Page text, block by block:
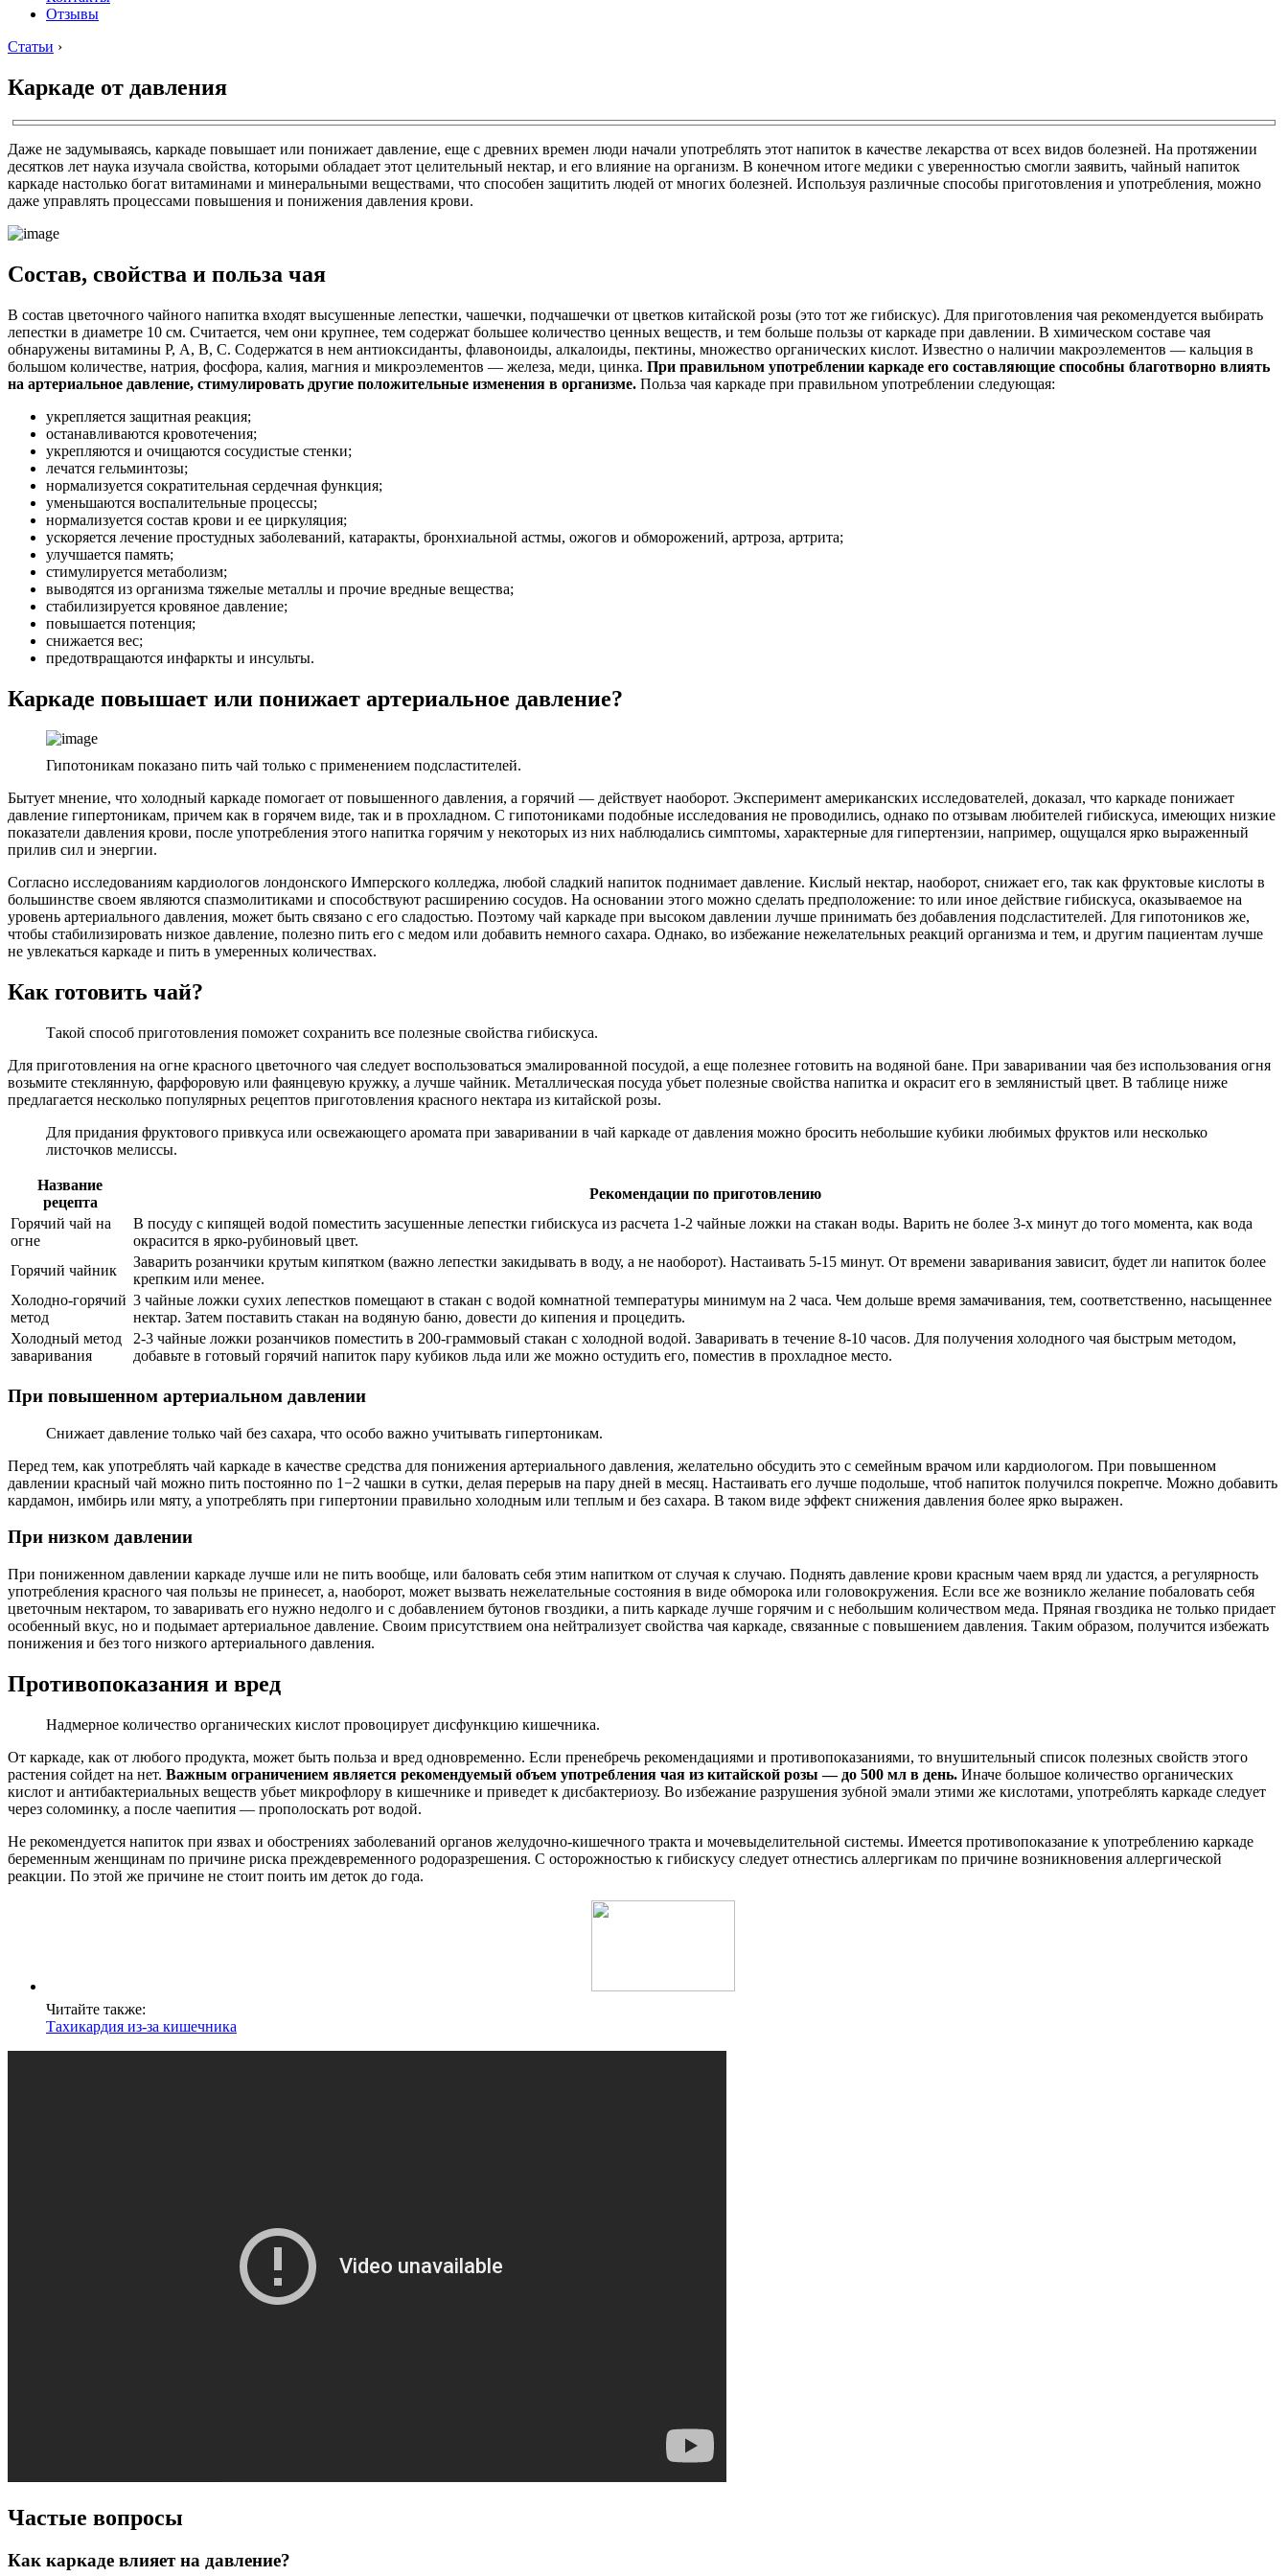
Отзывы
Статьи ›
Каркаде от давления
Даже не задумываясь, каркаде повышает или понижает давление, еще с древних времен люди начали употреблять этот напиток в качестве лекарства от всех видов болезней. На протяжении
десятков лет наука изучала свойства, которыми обладает этот целительный нектар, и его влияние на организм. В конечном итоге медики с уверенностью смогли заявить, чайный напиток
каркаде настолько богат витаминами и минеральными веществами, что способен защитить людей от многих болезней. Используя различные способы приготовления и употребления, можно
даже управлять процессами повышения и понижения давления крови.
Состав, свойства и польза чая
В состав цветочного чайного напитка входят высушенные лепестки, чашечки, подчашечки от цветков китайской розы (это тот же гибискус). Для приготовления чая рекомендуется выбирать
лепестки в диаметре 10 см. Считается, чем они крупнее, тем содержат большее количество ценных веществ, и тем больше пользы от каркаде при давлении. В химическом составе чая
обнаружены витамины Р, А, В, С. Содержатся в нем антиоксиданты, флавоноиды, алкалоиды, пектины, множество органических кислот. Известно о наличии макроэлементов — кальция в
большом количестве, натрия, фосфора, калия, магния и микроэлементов — железа, меди, цинка. При правильном употреблении каркаде его составляющие способны благотворно влиять
на артериальное давление, стимулировать другие положительные изменения в организме. Польза чая каркаде при правильном употреблении следующая:
укрепляется защитная реакция;
останавливаются кровотечения;
укрепляются и очищаются сосудистые стенки;
лечатся гельминтозы;
нормализуется сократительная сердечная функция;
уменьшаются воспалительные процессы;
нормализуется состав крови и ее циркуляция;
ускоряется лечение простудных заболеваний, катаракты, бронхиальной астмы, ожогов и обморожений, артроза, артрита;
улучшается память;
стимулируется метаболизм;
выводятся из организма тяжелые металлы и прочие вредные вещества;
стабилизируется кровяное давление;
повышается потенция;
снижается вес;
предотвращаются инфаркты и инсульты.
Каркаде повышает или понижает артериальное давление?
Гипотоникам показано пить чай только с применением подсластителей.
Бытует мнение, что холодный каркаде помогает от повышенного давления, а горячий — действует наоборот. Эксперимент американских исследователей, доказал, что каркаде понижает
давление гипертоникам, причем как в горячем виде, так и в прохладном. С гипотониками подобные исследования не проводились, однако по отзывам любителей гибискуса, имеющих низкие
показатели давления крови, после употребления этого напитка горячим у некоторых из них наблюдались симптомы, характерные для гипертензии, например, ощущался ярко выраженный
прилив сил и энергии.
Согласно исследованиям кардиологов лондонского Имперского колледжа, любой сладкий напиток поднимает давление. Кислый нектар, наоборот, снижает его, так как фруктовые кислоты в
большинстве своем являются спазмолитиками и способствуют расширению сосудов. На основании этого можно сделать предположение: то или иное действие гибискуса, оказываемое на
уровень артериального давления, может быть связано с его сладостью. Поэтому чай каркаде при высоком давлении лучше принимать без добавления подсластителей. Для гипотоников же,
чтобы стабилизировать низкое давление, полезно пить его с медом или добавить немного сахара. Однако, во избежание нежелательных реакций организма и тем, и другим пациентам лучше
не увлекаться каркаде и пить в умеренных количествах.
Как готовить чай?
Такой способ приготовления поможет сохранить все полезные свойства гибискуса.
Для приготовления на огне красного цветочного чая следует воспользоваться эмалированной посудой, а еще полезнее готовить на водяной бане. При заваривании чая без использования огня
возьмите стеклянную, фарфоровую или фаянцевую кружку, а лучше чайник. Металлическая посуда убьет полезные свойства напитка и окрасит его в землянистый цвет. В таблице ниже
предлагается несколько популярных рецептов приготовления красного нектара из китайской розы.
Для придания фруктового привкуса или освежающего аромата при заваривании в чай каркаде от давления можно бросить небольшие кубики любимых фруктов или несколько
листочков мелиссы.
Название
рецепта
Рекомендации по приготовлению
Горячий чай на
огне
В посуду с кипящей водой поместить засушенные лепестки гибискуса из расчета 1-2 чайные ложки на стакан воды. Варить не более 3-х минут до того момента, как вода
окрасится в ярко-рубиновый цвет.
Горячий чайник
Заварить розанчики крутым кипятком (важно лепестки закидывать в воду, а не наоборот). Настаивать 5-15 минут. От времени заваривания зависит, будет ли напиток более
крепким или менее.
Холодно-горячий
метод
3 чайные ложки сухих лепестков помещают в стакан с водой комнатной температуры минимум на 2 часа. Чем дольше время замачивания, тем, соответственно, насыщеннее
нектар. Затем поставить стакан на водяную баню, довести до кипения и процедить.
Холодный метод
заваривания
2-3 чайные ложки розанчиков поместить в 200-граммовый стакан с холодной водой. Заваривать в течение 8-10 часов. Для получения холодного чая быстрым методом,
добавьте в готовый горячий напиток пару кубиков льда или же можно остудить его, поместив в прохладное место.
При повышенном артериальном давлении
Снижает давление только чай без сахара, что особо важно учитывать гипертоникам.
Перед тем, как употреблять чай каркаде в качестве средства для понижения артериального давления, желательно обсудить это с семейным врачом или кардиологом. При повышенном
давлении красный чай можно пить постоянно по 1−2 чашки в сутки, делая перерыв на пару дней в месяц. Настаивать его лучше подольше, чтоб напиток получился покрепче. Можно добавить
кардамон, имбирь или мяту, а употреблять при гипертонии правильно холодным или теплым и без сахара. В таком виде эффект снижения давления более ярко выражен.
При низком давлении
При пониженном давлении каркаде лучше или не пить вообще, или баловать себя этим напитком от случая к случаю. Поднять давление крови красным чаем вряд ли удастся, а регулярность
употребления красного чая пользы не принесет, а, наоборот, может вызвать нежелательные состояния в виде обморока или головокружения. Если все же возникло желание побаловать себя
цветочным нектаром, то заваривать его нужно недолго и с добавлением бутонов гвоздики, а пить каркаде лучше горячим и с небольшим количеством меда. Пряная гвоздика не только придает
особенный вкус, но и подымает артериальное давление. Своим присутствием она нейтрализует свойства чая каркаде, связанные с повышением давления. Таким образом, получится избежать
понижения и без того низкого артериального давления.
Противопоказания и вред
Надмерное количество органических кислот провоцирует дисфункцию кишечника.
От каркаде, как от любого продукта, может быть польза и вред одновременно. Если пренебречь рекомендациями и противопоказаниями, то внушительный список полезных свойств этого
растения сойдет на нет. Важным ограничением является рекомендуемый объем употребления чая из китайской розы — до 500 мл в день. Иначе большое количество органических
кислот и антибактериальных веществ убьет микрофлору в кишечнике и приведет к дисбактериозу. Во избежание разрушения зубной эмали этими же кислотами, употреблять каркаде следует
через соломинку, а после чаепития — прополоскать рот водой.
Не рекомендуется напиток при язвах и обострениях заболеваний органов желудочно-кишечного тракта и мочевыделительной системы. Имеется противопоказание к употреблению каркаде
беременным женщинам по причине риска преждевременного родоразрешения. С осторожностью к гибискусу следует отнестись аллергикам по причине возникновения аллергической
реакции. По этой же причине не стоит поить им деток до года.
Читайте также:
Тахикардия из-за кишечника
Частые вопросы
Как каркаде влияет на давление?